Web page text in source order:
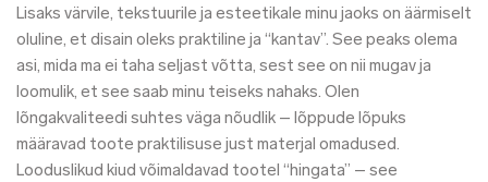
Lisaks värvile, tekstuurile ja esteetikale minu jaoks on äärmiselt
oluline, et disain oleks praktiline ja “kantav”. See peaks olema
asi, mida ma ei taha seljast võtta, sest see on nii mugav ja
loomulik, et see saab minu teiseks nahaks. Olen
lõngakvaliteedi suhtes väga nõudlik – lõppude lõpuks
määravad toote praktilisuse just materjal omadused.
Looduslikud kiud võimaldavad tootel “hingata” – see